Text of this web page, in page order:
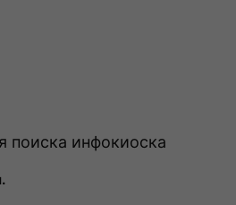
поиска инфокиоска